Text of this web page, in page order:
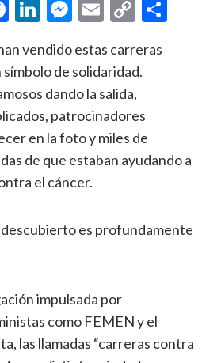
F
e
b
o
o
k
Li
ke
dI
n
M
se
n
g
er
E
ai
l
C
p
y
Li
n
k
r
vendido estas carreras
de solidaridad.
dando la salida,
patrocinadores
en la foto y miles de
de que estaban ayudando a
el cáncer.
descubierto es profundamente
impulsada por
como FEMEN y el
las llamadas “carreras contra